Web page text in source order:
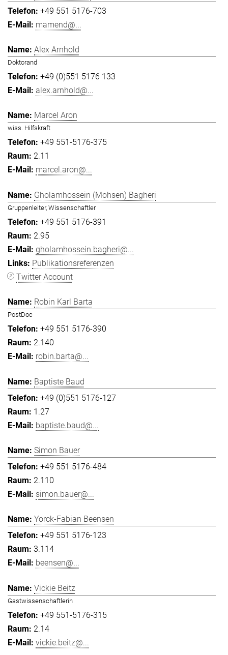
+49 551 5176-703
mamend@...
Alex Arnhold
Doktorand
+49 (0)551 5176 133
alex.arnhold@...
Marcel Aron
wiss. Hilfskraft
+49 551-5176-375
2.11
marcel.aron@...
Gholamhossein (Mohsen) Bagheri
Gruppenleiter, Wissenschaftler
+49 551 5176-391
2.95
gholamhossein.bagheri@...
Publikationsreferenzen
Twitter Account
Robin Karl Barta
PostDoc
+49 551 5176-390
2.140
robin.barta@...
Baptiste Baud
+49 (0)551 5176-127
1.27
baptiste.baud@...
Simon Bauer
+49 551 5176-484
2.110
simon.bauer@...
Yorck-Fabian Beensen
+49 551 5176-123
3.114
beensen@...
Vickie Beitz
Gastwissenschaftlerin
+49 551-5176-315
2.14
vickie.beitz@...